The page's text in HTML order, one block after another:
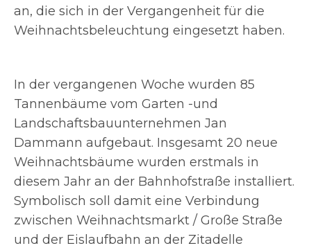
an, die sich in der Vergangenheit für die
Weihnachtsbeleuchtung eingesetzt haben.
In der vergangenen Woche wurden 85
Tannenbäume vom Garten -und
Landschaftsbauunternehmen Jan
Dammann aufgebaut. Insgesamt 20 neue
Weihnachtsbäume wurden erstmals in
diesem Jahr an der Bahnhofstraße installiert.
Symbolisch soll damit eine Verbindung
zwischen Weihnachtsmarkt / Große Straße
und der Eislaufbahn an der Zitadelle